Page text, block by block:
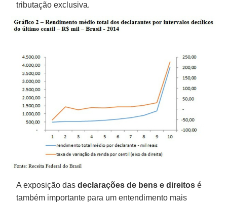
tributação exclusiva.
A exposição dasdeclarações de bens e direitos é
também importante para um entendimento mais